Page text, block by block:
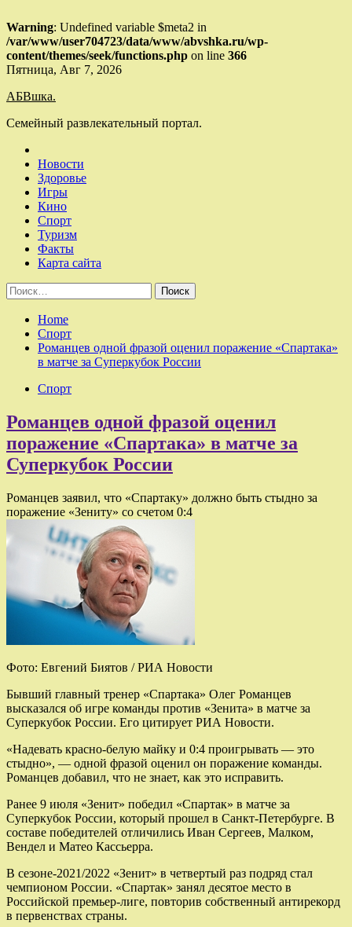
Warning: Undefined variable $meta2 in
/var/www/user704723/data/www/abvshka.ru/wp-
content/themes/seek/functions.php on line 366
Skip
content
Пятница, Авг 7, 2026
АБВшка.
Семейный развлекательный портал.
Новости
Здоровье
Игры
Кино
Спорт
Туризм
Факты
Карта сайта
Найти:
Home
Спорт
Романцев одной фразой оценил поражение «Спартака»
в матче за Суперкубок России
Спорт
Романцев одной фразой оценил
поражение «Спартака» в матче за
Суперкубок России
Романцев заявил, что «Спартаку» должно быть стыдно за
поражение «Зениту» со счетом 0:4
Фото: Евгений Биятов / РИА Новости
Бывший главный тренер «Спартака» Олег Романцев
высказался об игре команды против «Зенита» в матче за
Суперкубок России. Его цитирует РИА Новости.
«Надевать красно-белую майку и 0:4 проигрывать — это
стыдно», — одной фразой оценил он поражение команды.
Романцев добавил, что не знает, как это исправить.
Ранее 9 июля «Зенит» победил «Спартак» в матче за
Суперкубок России, который прошел в Санкт-Петербурге. В
составе победителей отличились Иван Сергеев, Малком,
Вендел и Матео Кассьерра.
В сезоне-2021/2022 «Зенит» в четвертый раз подряд стал
чемпионом России. «Спартак» занял десятое место в
Российской премьер-лиге, повторив собственный антирекорд
в первенствах страны.